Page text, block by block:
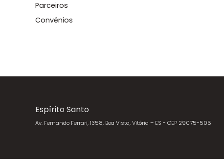
Parceiros
Convênios
Espírito Santo
Av. Fernando Ferrari, 1358, Boa Vista, Vitória – ES - CEP 29075-505